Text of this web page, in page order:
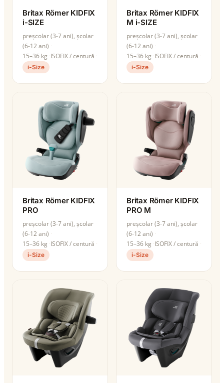
Britax Römer KIDFIX
i-SIZE
preșcolar (3-7 ani), școlar
(6-12 ani)
15–36 kg ISOFIX / centură
i-Size
Britax Römer KIDFIX
M i-SIZE
preșcolar (3-7 ani), școlar
(6-12 ani)
15–36 kg ISOFIX / centură
i-Size
Britax Römer KIDFIX
PRO
preșcolar (3-7 ani), școlar
(6-12 ani)
15–36 kg ISOFIX / centură
i-Size
Britax Römer KIDFIX
PRO M
preșcolar (3-7 ani), școlar
(6-12 ani)
15–36 kg ISOFIX / centură
i-Size